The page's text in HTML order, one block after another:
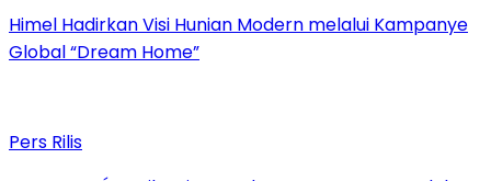
Himel Hadirkan Visi Hunian Modern melalui Kampanye
Global “Dream Home”
Pers Rilis